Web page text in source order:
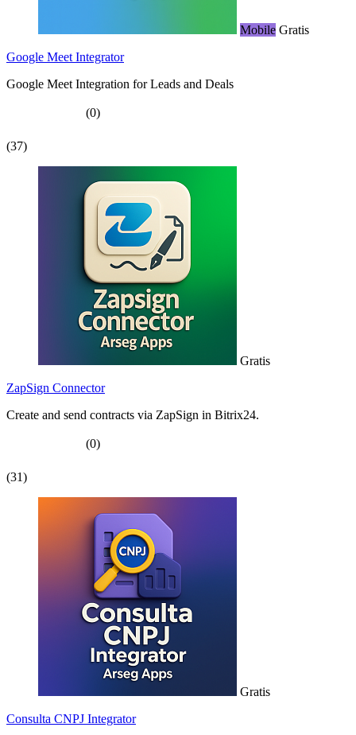
Mobile Gratis
Google Meet Integrator
Google Meet Integration for Leads and Deals
(0)
(37)
Gratis
ZapSign Connector
Create and send contracts via ZapSign in Bitrix24.
(0)
(31)
Gratis
Consulta CNPJ Integrator